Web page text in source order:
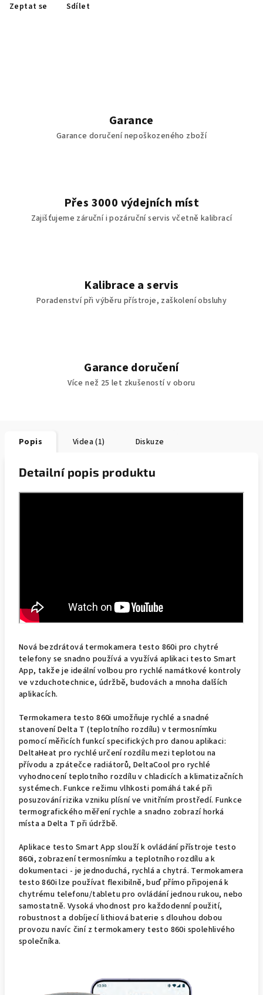
Zeptat se Sdílet
Garance
Garance doručení nepoškozeného zboží
Přes 3000 výdejních míst
Zajišťujeme záruční i pozáruční servis včetně kalibrací
Kalibrace a servis
Poradenství při výběru přístroje, zaškolení obsluhy
Garance doručení
Více než 25 let zkušeností v oboru
Popis Videa (1) Diskuze
Detailní popis produktu
Nová bezdrátová termokamera testo 860i pro chytré
telefony se snadno používá a využívá aplikaci testo Smart
App, takže je ideální volbou pro rychlé namátkové kontroly
ve vzduchotechnice, údržbě, budovách a mnoha dalších
aplikacích.
Termokamera testo 860i umožňuje rychlé a snadné
stanovení Delta T (teplotního rozdílu) v termosnímku
pomocí měřicích funkcí specifických pro danou aplikaci:
DeltaHeat pro rychlé určení rozdílu mezi teplotou na
přívodu a zpátečce radiátorů, DeltaCool pro rychlé
vyhodnocení teplotního rozdílu v chladicích a klimatizačních
systémech. Funkce režimu vlhkosti pomáhá také při
posuzování rizika vzniku plísní ve vnitřním prostředí. Funkce
termografického měření rychle a snadno zobrazí horká
místa a Delta T při údržbě.
Aplikace testo Smart App slouží k ovládání přístroje testo
860i, zobrazení termosnímku a teplotního rozdílu a k
dokumentaci - je jednoduchá, rychlá a chytrá. Termokamera
testo 860i lze používat flexibilně, buď přímo připojená k
chytrému telefonu/tabletu pro ovládání jednou rukou, nebo
samostatně. Vysoká vhodnost pro každodenní použití,
robustnost a dobíjecí lithiová baterie s dlouhou dobou
provozu navíc činí z termokamery testo 860i spolehlivého
společníka.